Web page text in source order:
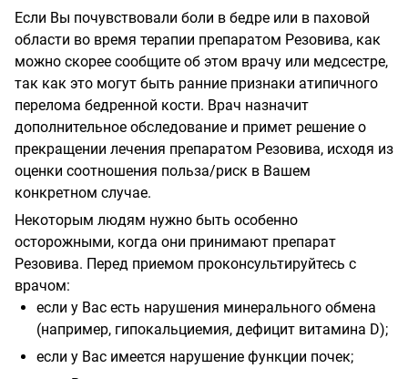
Если Вы почувствовали боли в бедре или в паховой
области во время терапии препаратом Резовива, как
можно скорее сообщите об этом врачу или медсестре,
так как это могут быть ранние признаки атипичного
перелома бедренной кости. Врач назначит
дополнительное обследование и примет решение о
прекращении лечения препаратом Резовива, исходя из
оценки соотношения польза/риск в Вашем
конкретном случае.
Некоторым людям нужно быть особенно
осторожными, когда они принимают препарат
Резовива. Перед приемом проконсультируйтесь с
врачом:
если у Вас есть нарушения минерального обмена
(например, гипокальциемия, дефицит витамина D);
если у Вас имеется нарушение функции почек;